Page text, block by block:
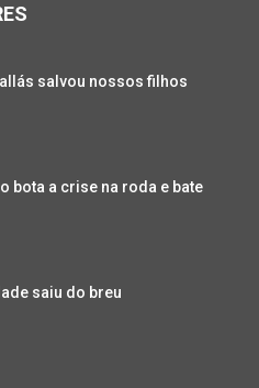
salvou nossos filhos
bota a crise na roda e bate
saiu do breu